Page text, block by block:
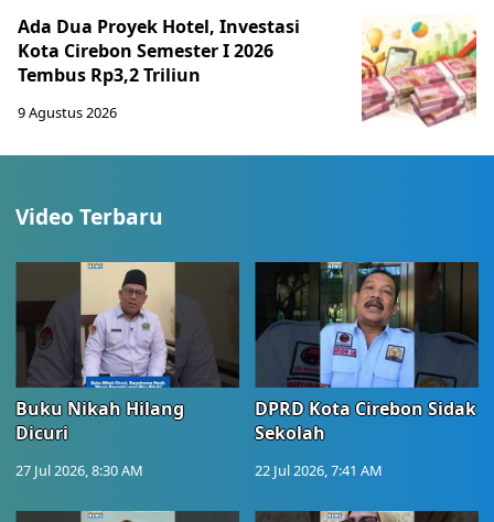
Ada Dua Proyek Hotel, Investasi
Kota Cirebon Semester I 2026
Tembus Rp3,2 Triliun
9 Agustus 2026
Video Terbaru
Buku Nikah Hilang
Dicuri
27 Jul 2026, 8:30 AM
DPRD Kota Cirebon Sidak
Sekolah
22 Jul 2026, 7:41 AM